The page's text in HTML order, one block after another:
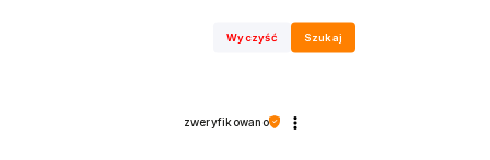
Wyczyść Szukaj
zweryfikowano